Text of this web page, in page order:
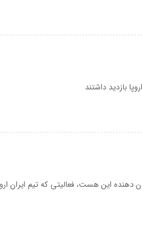
دهنده این هست، فعالیتی که تیم ایران